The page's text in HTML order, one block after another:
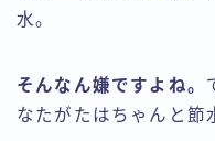
水。
そんなん嫌ですよね。
なたがたはちゃんと節